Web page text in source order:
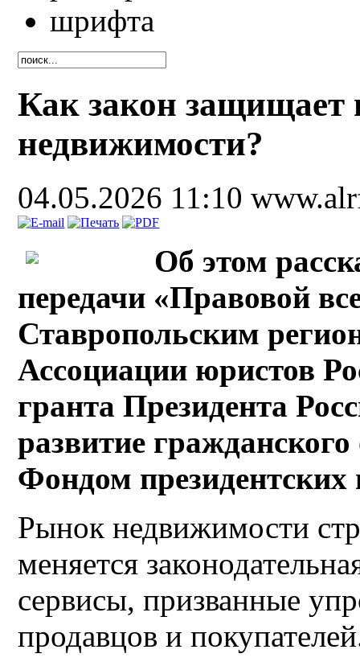
Как закон защищает
недвижимости?
04.05.2026 11:10
Об этом
передачи «Правовой
Ставропольским
Ассоциации юристов
гранта Президента
развитие
Фондом президентских
Рынок недвижимости
меняется
сервисы, призванные
продавцов и